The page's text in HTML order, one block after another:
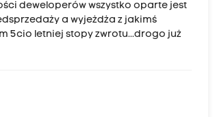
deweloperów wszystko oparte jest
a wyjeżdża z jakimś
5cio letniej stopy zwrotu...drogo już